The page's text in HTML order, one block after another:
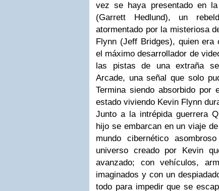
vez se haya presentado en la
(Garrett Hedlund), un
atormentado por la misteriosa
Flynn (Jeff Bridges), quien era
el máximo desarrollador de
las pistas de una extraña
Arcade, una señal que solo
Termina siendo absorbido
estado viviendo Kevin Flynn
Junto a la intrépida guerrera
hijo se embarcan en un viaje
mundo cibernético
universo creado por Kevin
avanzado; con vehículos,
imaginados y con un
todo para impedir que se